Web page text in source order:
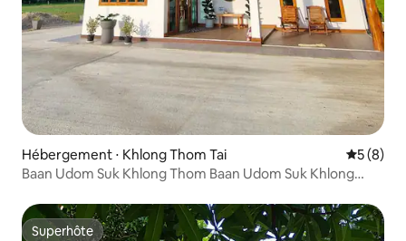
Hébergement ⋅ Khlong Thom Tai
5 (8)
Baan Udom Suk Khlong Thom Baan Udom Suk Khlong
Superhôte